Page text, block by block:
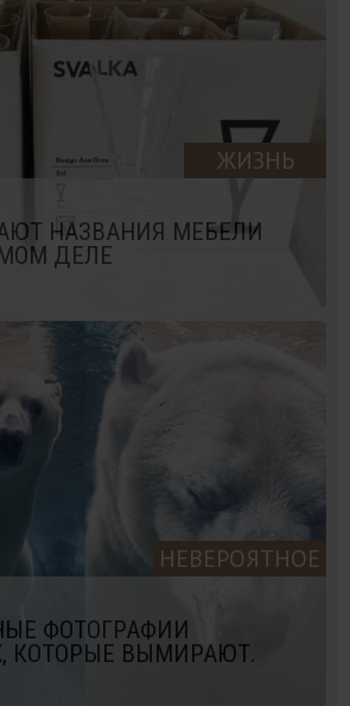
ЖИЗНЬ
НАЗВАНИЯ МЕБЕЛИ
ДЕЛЕ
НЕВЕРОЯТНОЕ
ФОТОГРАФИИ
КОТОРЫЕ ВЫМИРАЮТ.